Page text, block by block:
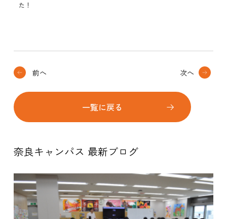
た！
前へ
一覧に戻る
次へ
奈良キャンパス 最新ブログ